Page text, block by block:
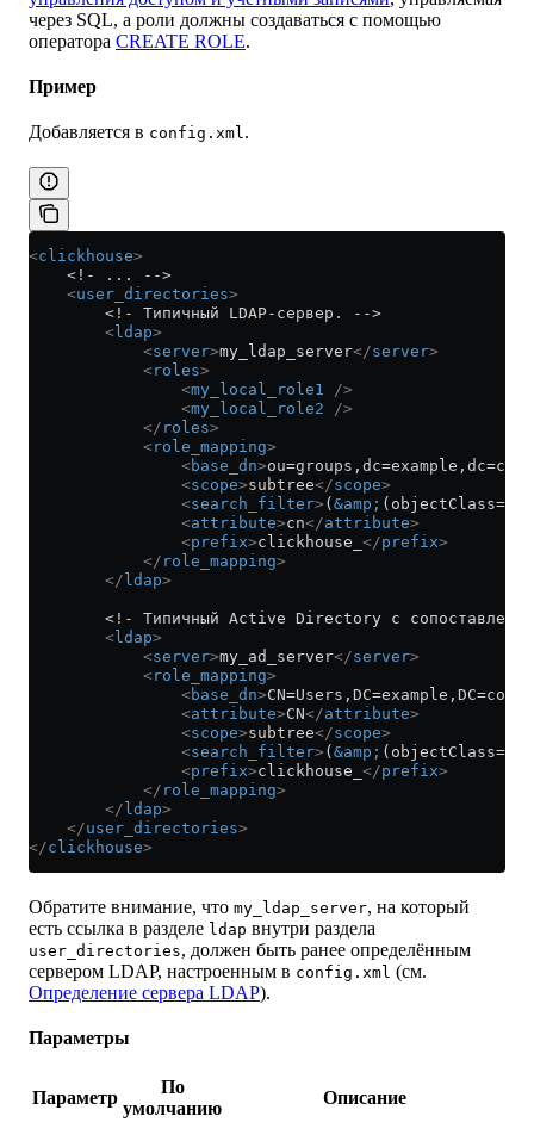
через SQL, а роли должны создаваться с помощью
оператора CREATE ROLE.
Пример
Добавляется в config.xml .
<clickhouse>
    <!- ... -->
    <
user_directories>
        <!- Типичный LDAP-сервер. -->
        <
ldap>
            <
server>my_ldap_server</server>
            <
roles>
                <
my_local_role1
/>
                <
my_local_role2 />
            </
roles>
            <
role_mapping>
                <
base_dn>ou=groups,dc=example,dc=com
                <
scope>subtree</scope>
                <
search_filter> (&amp;
                <
attribute>cn</attribute>
                <
prefix>clickhouse_ </prefix>
            </
role_mapping>
        </
ldap>
<!- Типичный Active Directory с
        <
ldap>
            <
server>my_ad_server</server>
            <
role_mapping>
                <
base_dn>CN=Users,DC=example,DC=com
                <
attribute>CN</attribute>
                <
scope>subtree</scope>
                <
search_filter> (&amp;
                <
prefix>clickhouse_ </prefix>
            </
role_mapping>
        </
ldap>
    </
user_directories>
</clickhouse>
Обратите внимание, что my_ldap_server, на который
есть ссылка в разделе ldap внутри раздела
user_directories, должен быть ранее определённым
сервером LDAP, настроенным в config.xml (см.
Определение сервера LDAP).
Параметры
Параметр
По
умолчанию
Описание